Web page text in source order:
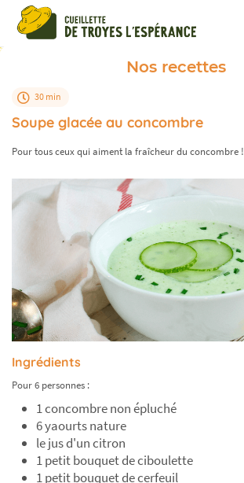
Nos recettes
30 min
Soupe glacée au concombre
Pour tous ceux qui aiment la fraîcheur du concombre !
Ingrédients
Pour 6 personnes :
1 concombre non épluché
6 yaourts nature
le jus d'un citron
1 petit bouquet de ciboulette
1 petit bouquet de cerfeuil
Panneau de gestion des cookies